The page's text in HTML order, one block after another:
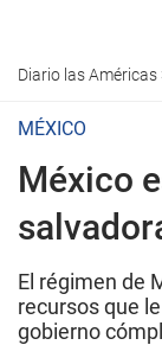
Diario las Américas
MÉXICO
México
El régimen de
recursos que
gobierno